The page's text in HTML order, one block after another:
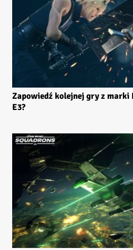
Zapowiedź kolejnej gry z marki
E3?